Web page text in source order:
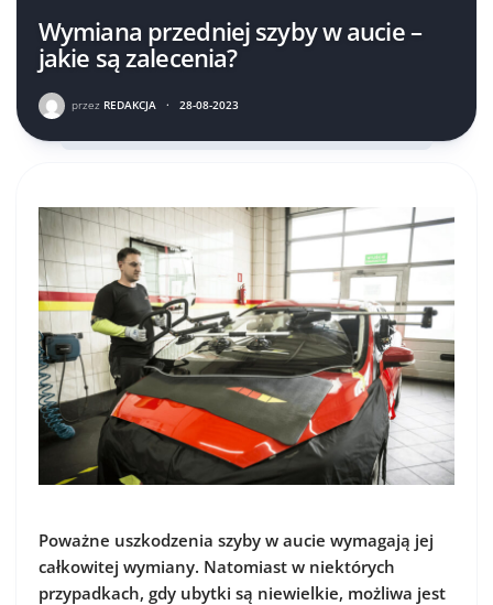
Wymiana przedniej szyby w aucie –
jakie są zalecenia?
przez REDAKCJA · 28-08-2023
Poważne uszkodzenia szyby w aucie wymagają jej
całkowitej wymiany. Natomiast w niektórych
przypadkach, gdy ubytki są niewielkie, możliwa jest